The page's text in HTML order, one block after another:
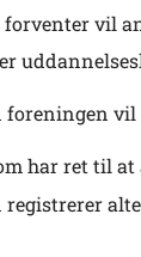
vil
foreningen
har ret til